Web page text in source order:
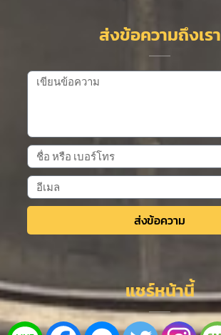
ส่งข้อความถึงเรา
ส่งข้อความ
แชร์หน้านี้